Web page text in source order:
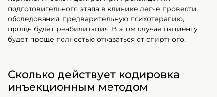
подготовительного этапа в клинике легче провести
обследования, предварительную психотерапию,
проще будет реабилитация. В этом случае пациенту
будет проще полностью отказаться от спиртного.
Сколько действует кодировка
инъекционным методом